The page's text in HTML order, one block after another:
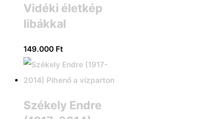
Vidéki életkép
libákkal
149.000 Ft
Székely Endre